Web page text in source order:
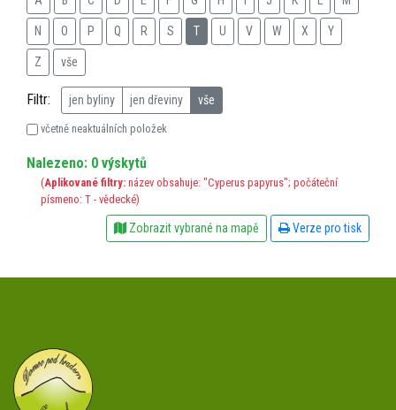
N O P Q R S T U V W X Y
Z vše
Filtr: jen byliny jen dřeviny vše
včetně neaktuálních položek
Nalezeno: 0 výskytů
(Aplikované filtry: název obsahuje: "Cyperus papyrus"; počáteční
písmeno: T - vědecké)
Zobrazit vybrané na mapě Verze pro tisk